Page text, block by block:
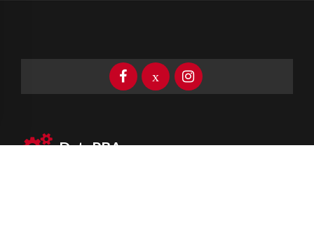
DataPBA